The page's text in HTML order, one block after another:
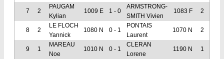
7 2
PAUGAM
Kylian
1009 E 1 - 0
ARMSTRONG-
SMITH Vivien
1083 F 2
8 2
LE FLOCH
Yannick
1080 N 0 - 1
PONTAIS
Laurent
1070 N 2
9 1
MAREAU
Noe
1010 N 0 - 1
CLERAN
Lorene
1190 N 1